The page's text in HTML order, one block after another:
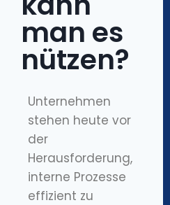
man es
nützen?
Unternehmen
stehen heute vor
der
Herausforderung,
interne Prozesse
effizient zu